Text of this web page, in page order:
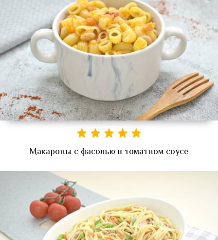
Макароны с фасолью в томатном соусе